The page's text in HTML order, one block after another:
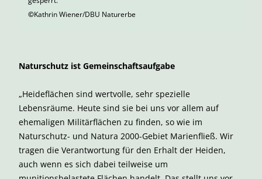
©Kathrin Wiener/DBU Naturerbe
Naturschutz ist Gemeinschaftsaufgabe
„Heideflächen sind wertvolle, sehr spezielle
Lebensräume. Heute sind sie bei uns vor allem auf
ehemaligen Militärflächen zu finden, so wie im
Naturschutz- und Natura 2000-Gebiet Marienfließ. Wir
tragen die Verantwortung für den Erhalt der Heiden,
auch wenn es sich dabei teilweise um